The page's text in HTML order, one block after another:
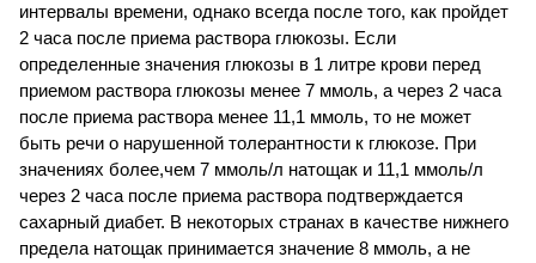
интервалы времени, однако всегда после того, как пройдет
2 часа после приема раствора глюкозы. Если
определенные значения глюкозы в 1 литре крови перед
приемом раствора глюкозы менее 7 ммоль, а через 2 часа
после приема раствора менее 11,1 ммоль, то не может
быть речи о нарушенной толерантности к глюкозе. При
значениях более,чем 7 ммоль/л натощак и 11,1 ммоль/л
через 2 часа после приема раствора подтверждается
сахарный диабет. В некоторых странах в качестве нижнего
предела натощак принимается значение 8 ммоль, а не